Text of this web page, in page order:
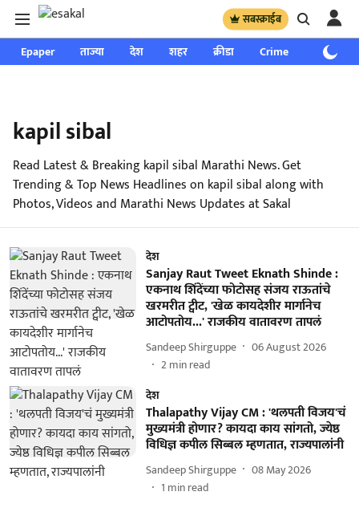
सबस्क्राईब
Epaper ताज्या देश शहर क्रीडा Crime साप्ताहिक
kapil sibal
Read Latest & Breaking kapil sibal Marathi News. Get
Trending & Top News Headlines on kapil sibal along with
Photos, Videos and Marathi News Updates at Sakal
देश
Sanjay Raut Tweet Eknath Shinde :
एकनाथ शिंदेंच्या फोटोसह संजय राऊतांचे
खरमरीत ट्वीट, 'खेळ कायदेशीर मार्गानेच
आटोपतोय...' राजकीय वातावरण तापलं
Sandeep Shirguppe
06 August 2026
2min read
देश
Thalapathy Vijay CM : 'थलपती विजय'चं
मुख्यमंत्री होणार? कायदा काय सांगतो, ज्येष्ठ
विधिज्ञ कपील सिब्बल म्हणतात, राज्यपालांनी
Sandeep Shirguppe
08 May 2026
1 min read